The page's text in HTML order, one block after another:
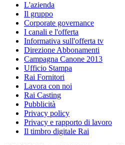
L'azienda
Il gruppo
Corporate governance
I canali e l'offerta
Informativa sull'offerta tv
Direzione Abbonamenti
Campagna Canone 2013
Ufficio Stampa
Rai Fornitori
Lavora con noi
Rai Casting
Pubblicità
Privacy policy
Privacy e rapporto di lavoro
Il timbro digitale Rai